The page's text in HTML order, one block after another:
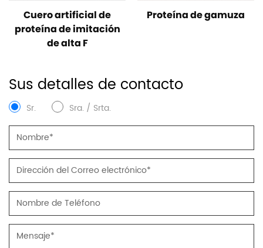
Cuero artificial de
proteína de imitación
de alta F
Proteína de gamuza
Sus detalles de contacto
Sr. Sra. / Srta.